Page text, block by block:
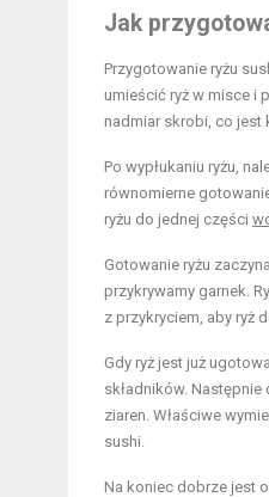
Jak
Przygotowanie ryżu
umieścić ryż w misce i
nadmiar skrobi, co jest
Po wypłukaniu ryżu,
równomierne
ryżu do jednej części
Gotowanie ryżu
przykrywamy garnek.
z przykryciem, aby ryż
Gdy ryż jest już
składników.
ziaren. Właściwe
sushi.
Na koniec dobrze jest